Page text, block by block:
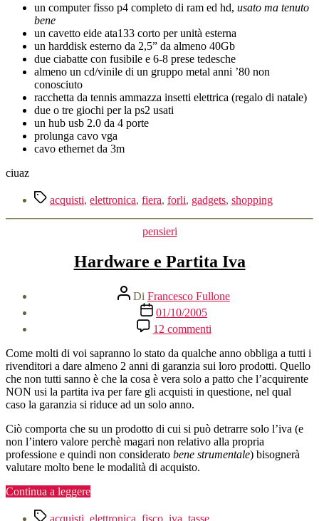
un computer fisso p4 completo di ram ed hd, usato ma tenuto
bene
un cavetto eide ata133 corto per unità esterna
un harddisk esterno da 2,5” da almeno 40Gb
due ciabatte con fusibile e 6-8 prese tedesche
almeno un cd/vinile di un gruppo metal anni ’80 non
conosciuto
racchetta da tennis ammazza insetti elettrica (regalo di natale)
due o tre giochi per la ps2 usati
un hub usb 2.0 da 4 porte
prolunga cavo vga
cavo ethernet da 3m
ciuaz
Tag acquisti, elettronica, fiera, forli, gadgets, shopping
Categorie
pensieri
Hardware e Partita Iva
Autore
articolo
Di Francesco Fullone
Data
dell'articolo
01/10/2005
12 commentisu
Hardware
e
Partita
Iva
Come molti di voi sapranno lo stato da qualche anno obbliga a tutti i
rivenditori a dare almeno 2 anni di garanzia sui loro prodotti. Quello
che non tutti sanno è che la cosa è vera solo a patto che l’acquirente
NON usi la partita iva per fare gli acquisti in questione, nel qual
caso la garanzia si riduce ad un solo anno.
Ciò comporta che su un prodotto di cui si può detrarre solo l’iva (e
non l’intero valore perchè magari non relativo alla propria
professione e quindi non considerato bene strumentale) bisognerà
valutare molto bene le modalità di acquisto.
Continua a leggere“Hardware
Partita
Tag acquisti elettronica fisco iva tasse